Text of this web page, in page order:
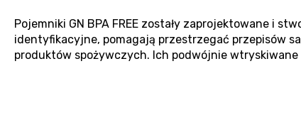
Pojemniki GN BPA FREE zostały zaprojektowane i
identyfikacyjne, pomagają przestrzegać przepisów
produktów spożywczych. Ich podwójnie